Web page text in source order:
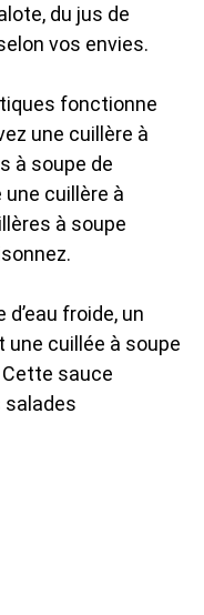
du jus de
vos envies.
fonctionne
une cuillère à
à soupe de
cuillère à
à soupe
froide, un
cuillée à soupe
sauce